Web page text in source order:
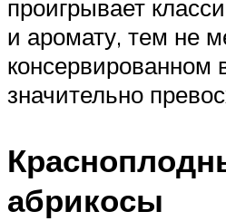
проигрывает
и аромату, тем не
консервированном
значительно
абрикосы